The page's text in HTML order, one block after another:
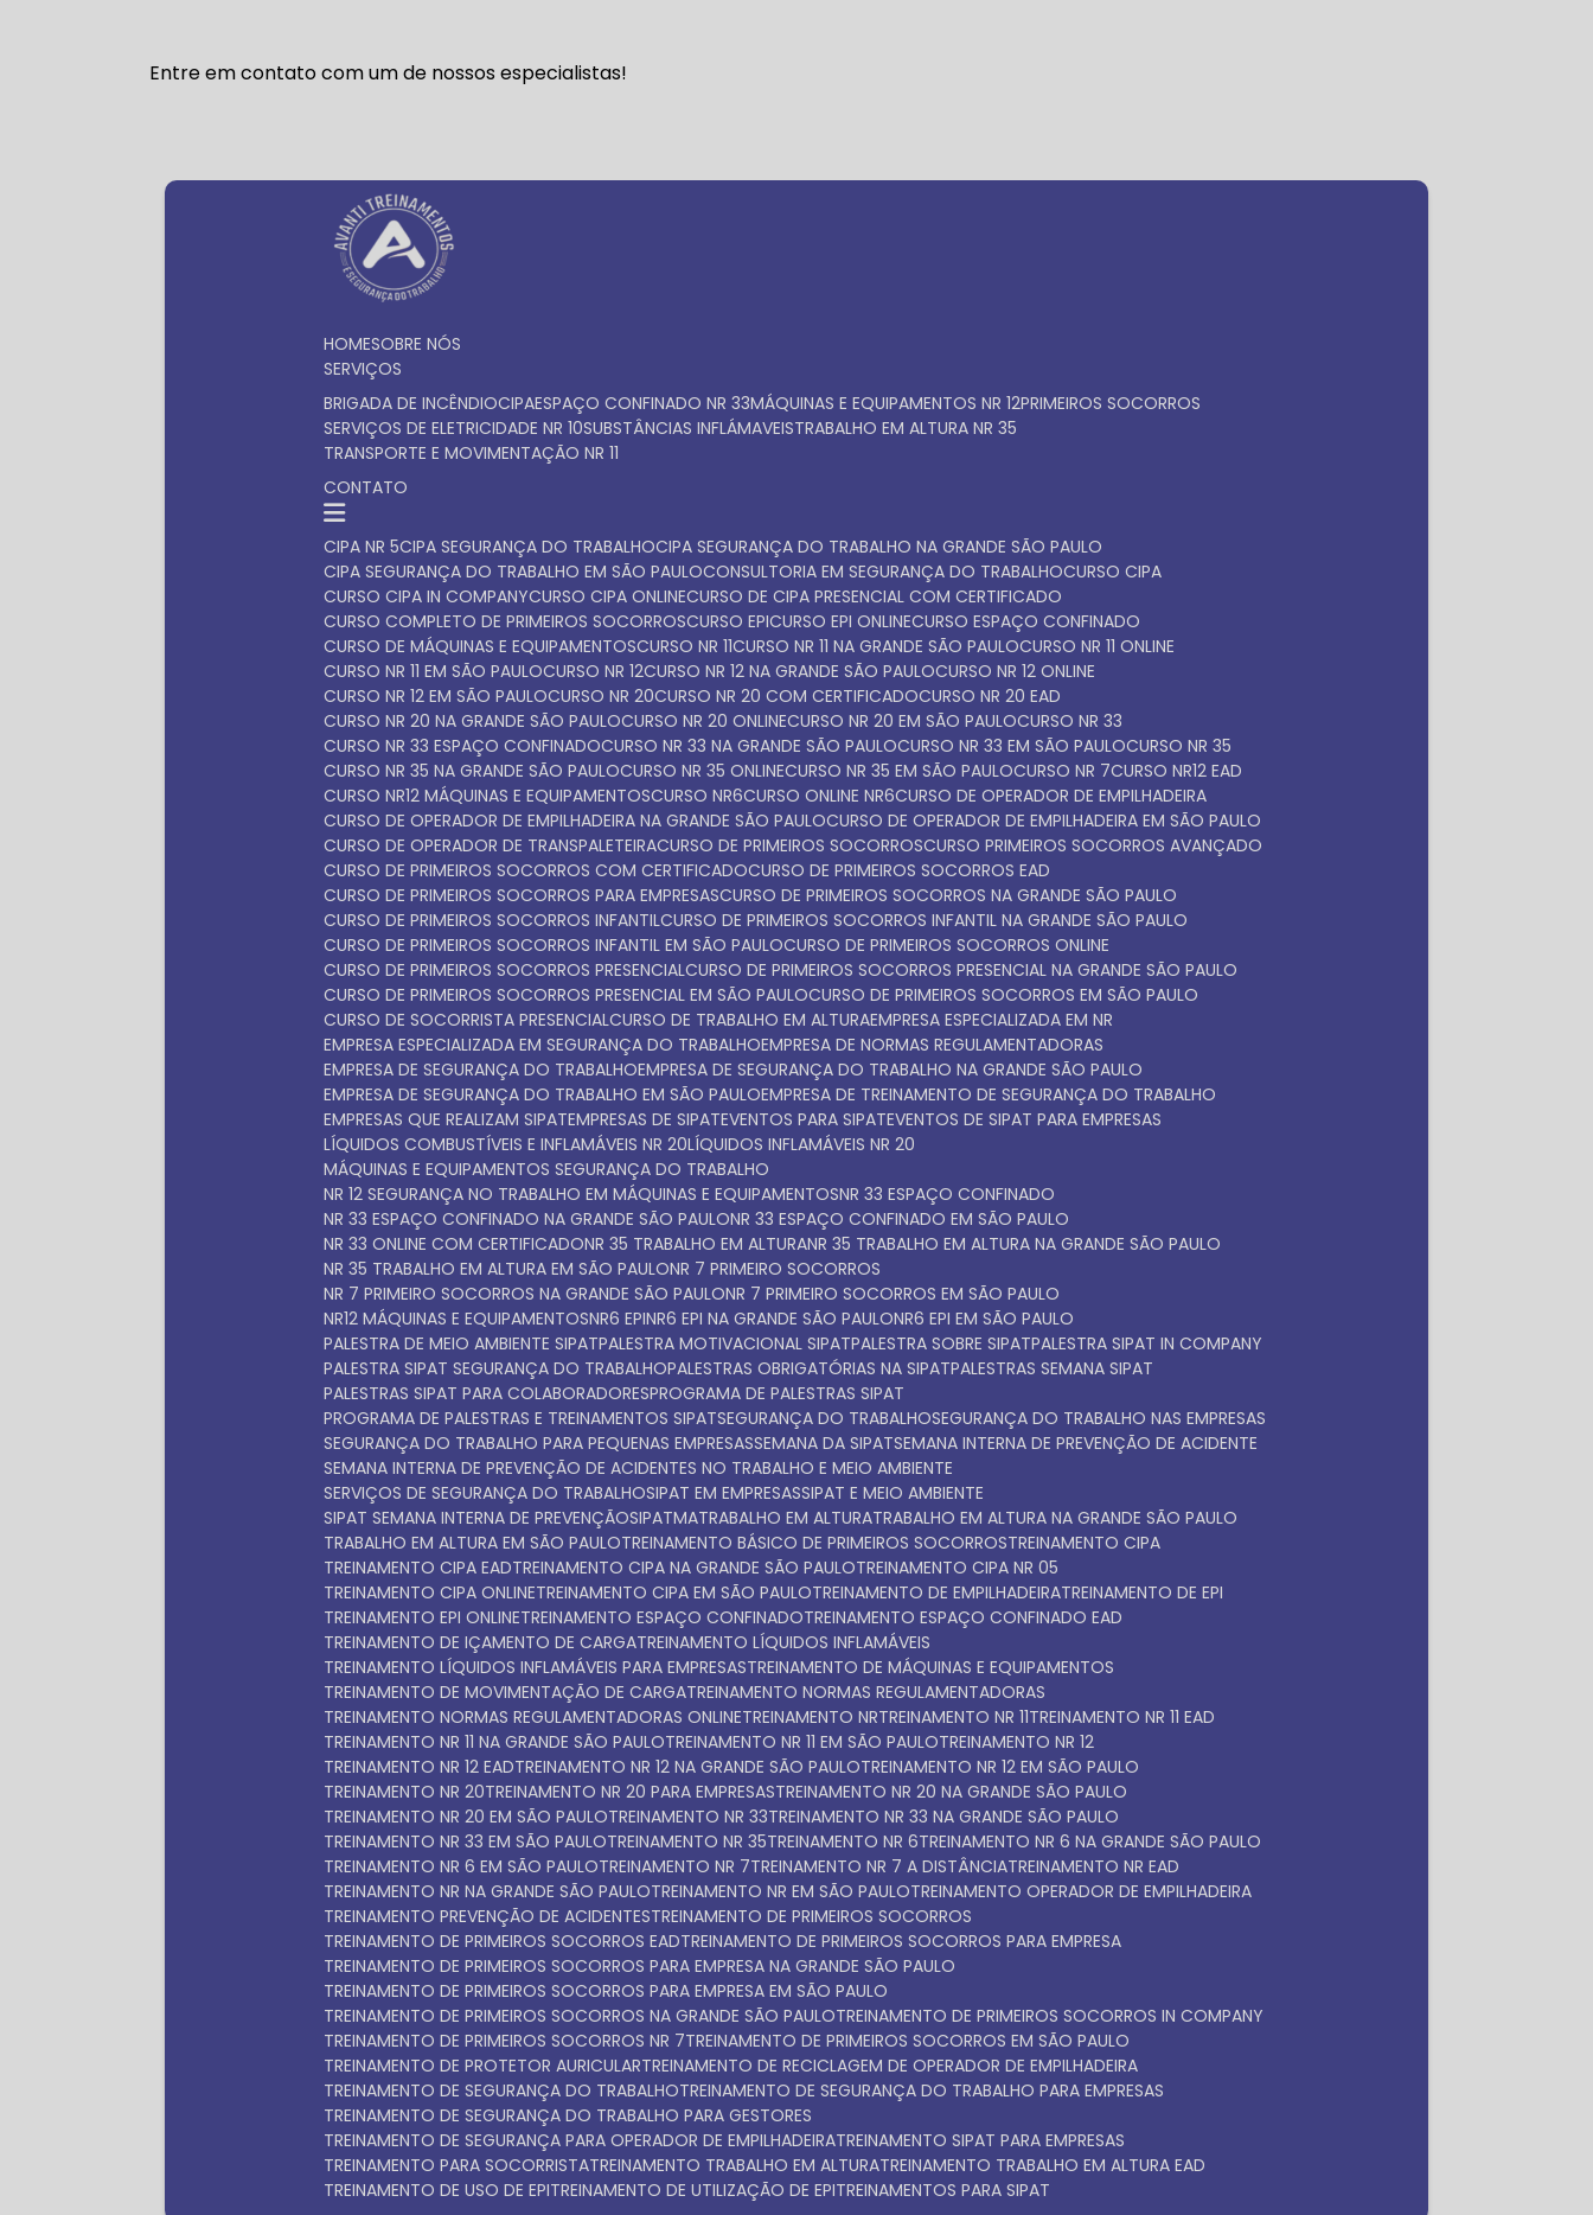
Entre em contato com um de nossos especialistas!
HOME SOBRE NÓS
SERVIÇOS
BRIGADA DE INCÊNDIO CIPA ESPAÇO CONFINADO NR 33 MÁQUINAS E EQUIPAMENTOS NR 12 PRIMEIROS SOCORROS
SERVIÇOS DE ELETRICIDADE NR 10 SUBSTÂNCIAS INFLÁMAVEIS TRABALHO EM ALTURA NR 35
TRANSPORTE E MOVIMENTAÇÃO NR 11
CONTATO
CIPA NR 5 CIPA SEGURANÇA DO TRABALHO CIPA SEGURANÇA DO TRABALHO NA GRANDE SÃO PAULO
CIPA SEGURANÇA DO TRABALHO EM SÃO PAULO CONSULTORIA EM SEGURANÇA DO TRABALHO CURSO CIPA
CURSO CIPA IN COMPANY CURSO CIPA ONLINE CURSO DE CIPA PRESENCIAL COM CERTIFICADO
CURSO COMPLETO DE PRIMEIROS SOCORROS CURSO EPI CURSO EPI ONLINE CURSO ESPAÇO CONFINADO
CURSO DE MÁQUINAS E EQUIPAMENTOS CURSO NR 11 CURSO NR 11 NA GRANDE SÃO PAULO CURSO NR 11 ONLINE
CURSO NR 11 EM SÃO PAULO CURSO NR 12 CURSO NR 12 NA GRANDE SÃO PAULO CURSO NR 12 ONLINE
CURSO NR 12 EM SÃO PAULO CURSO NR 20 CURSO NR 20 COM CERTIFICADO CURSO NR 20 EAD
CURSO NR 20 NA GRANDE SÃO PAULO CURSO NR 20 ONLINE CURSO NR 20 EM SÃO PAULO CURSO NR 33
CURSO NR 33 ESPAÇO CONFINADO CURSO NR 33 NA GRANDE SÃO PAULO CURSO NR 33 EM SÃO PAULO CURSO NR 35
CURSO NR 35 NA GRANDE SÃO PAULO CURSO NR 35 ONLINE CURSO NR 35 EM SÃO PAULO CURSO NR 7 CURSO NR12 EAD
CURSO NR12 MÁQUINAS E EQUIPAMENTOS CURSO NR6 CURSO ONLINE NR6 CURSO DE OPERADOR DE EMPILHADEIRA
CURSO DE OPERADOR DE EMPILHADEIRA NA GRANDE SÃO PAULO CURSO DE OPERADOR DE EMPILHADEIRA EM SÃO PAULO
CURSO DE OPERADOR DE TRANSPALETEIRA CURSO DE PRIMEIROS SOCORROS CURSO PRIMEIROS SOCORROS AVANÇADO
CURSO DE PRIMEIROS SOCORROS COM CERTIFICADO CURSO DE PRIMEIROS SOCORROS EAD
CURSO DE PRIMEIROS SOCORROS PARA EMPRESAS CURSO DE PRIMEIROS SOCORROS NA GRANDE SÃO PAULO
CURSO DE PRIMEIROS SOCORROS INFANTIL CURSO DE PRIMEIROS SOCORROS INFANTIL NA GRANDE SÃO PAULO
CURSO DE PRIMEIROS SOCORROS INFANTIL EM SÃO PAULO CURSO DE PRIMEIROS SOCORROS ONLINE
CURSO DE PRIMEIROS SOCORROS PRESENCIAL CURSO DE PRIMEIROS SOCORROS PRESENCIAL NA GRANDE SÃO PAULO
CURSO DE PRIMEIROS SOCORROS PRESENCIAL EM SÃO PAULO CURSO DE PRIMEIROS SOCORROS EM SÃO PAULO
CURSO DE SOCORRISTA PRESENCIAL CURSO DE TRABALHO EM ALTURA EMPRESA ESPECIALIZADA EM NR
EMPRESA ESPECIALIZADA EM SEGURANÇA DO TRABALHO EMPRESA DE NORMAS REGULAMENTADORAS
EMPRESA DE SEGURANÇA DO TRABALHO EMPRESA DE SEGURANÇA DO TRABALHO NA GRANDE SÃO PAULO
EMPRESA DE SEGURANÇA DO TRABALHO EM SÃO PAULO EMPRESA DE TREINAMENTO DE SEGURANÇA DO TRABALHO
EMPRESAS QUE REALIZAM SIPAT EMPRESAS DE SIPAT EVENTOS PARA SIPAT EVENTOS DE SIPAT PARA EMPRESAS
LÍQUIDOS COMBUSTÍVEIS E INFLAMÁVEIS NR 20 LÍQUIDOS INFLAMÁVEIS NR 20
MÁQUINAS E EQUIPAMENTOS SEGURANÇA DO TRABALHO
NR 12 SEGURANÇA NO TRABALHO EM MÁQUINAS E EQUIPAMENTOS NR 33 ESPAÇO CONFINADO
NR 33 ESPAÇO CONFINADO NA GRANDE SÃO PAULO NR 33 ESPAÇO CONFINADO EM SÃO PAULO
NR 33 ONLINE COM CERTIFICADO NR 35 TRABALHO EM ALTURA NR 35 TRABALHO EM ALTURA NA GRANDE SÃO PAULO
NR 35 TRABALHO EM ALTURA EM SÃO PAULO NR 7 PRIMEIRO SOCORROS
NR 7 PRIMEIRO SOCORROS NA GRANDE SÃO PAULO NR 7 PRIMEIRO SOCORROS EM SÃO PAULO
NR12 MÁQUINAS E EQUIPAMENTOS NR6 EPI NR6 EPI NA GRANDE SÃO PAULO NR6 EPI EM SÃO PAULO
PALESTRA DE MEIO AMBIENTE SIPAT PALESTRA MOTIVACIONAL SIPAT PALESTRA SOBRE SIPAT PALESTRA SIPAT IN COMPANY
PALESTRA SIPAT SEGURANÇA DO TRABALHO PALESTRAS OBRIGATÓRIAS NA SIPAT PALESTRAS SEMANA SIPAT
PALESTRAS SIPAT PARA COLABORADORES PROGRAMA DE PALESTRAS SIPAT
PROGRAMA DE PALESTRAS E TREINAMENTOS SIPAT SEGURANÇA DO TRABALHO SEGURANÇA DO TRABALHO NAS EMPRESAS
SEGURANÇA DO TRABALHO PARA PEQUENAS EMPRESAS SEMANA DA SIPAT SEMANA INTERNA DE PREVENÇÃO DE ACIDENTE
SEMANA INTERNA DE PREVENÇÃO DE ACIDENTES NO TRABALHO E MEIO AMBIENTE
SERVIÇOS DE SEGURANÇA DO TRABALHO SIPAT EM EMPRESAS SIPAT E MEIO AMBIENTE
SIPAT SEMANA INTERNA DE PREVENÇÃO SIPATMA TRABALHO EM ALTURA TRABALHO EM ALTURA NA GRANDE SÃO PAULO
TRABALHO EM ALTURA EM SÃO PAULO TREINAMENTO BÁSICO DE PRIMEIROS SOCORROS TREINAMENTO CIPA
TREINAMENTO CIPA EAD TREINAMENTO CIPA NA GRANDE SÃO PAULO TREINAMENTO CIPA NR 05
TREINAMENTO CIPA ONLINE TREINAMENTO CIPA EM SÃO PAULO TREINAMENTO DE EMPILHADEIRA TREINAMENTO DE EPI
TREINAMENTO EPI ONLINE TREINAMENTO ESPAÇO CONFINADO TREINAMENTO ESPAÇO CONFINADO EAD
TREINAMENTO DE IÇAMENTO DE CARGA TREINAMENTO LÍQUIDOS INFLAMÁVEIS
TREINAMENTO LÍQUIDOS INFLAMÁVEIS PARA EMPRESAS TREINAMENTO DE MÁQUINAS E EQUIPAMENTOS
TREINAMENTO DE MOVIMENTAÇÃO DE CARGA TREINAMENTO NORMAS REGULAMENTADORAS
TREINAMENTO NORMAS REGULAMENTADORAS ONLINE TREINAMENTO NR TREINAMENTO NR 11 TREINAMENTO NR 11 EAD
TREINAMENTO NR 11 NA GRANDE SÃO PAULO TREINAMENTO NR 11 EM SÃO PAULO TREINAMENTO NR 12
TREINAMENTO NR 12 EAD TREINAMENTO NR 12 NA GRANDE SÃO PAULO TREINAMENTO NR 12 EM SÃO PAULO
TREINAMENTO NR 20 TREINAMENTO NR 20 PARA EMPRESAS TREINAMENTO NR 20 NA GRANDE SÃO PAULO
TREINAMENTO NR 20 EM SÃO PAULO TREINAMENTO NR 33 TREINAMENTO NR 33 NA GRANDE SÃO PAULO
TREINAMENTO NR 33 EM SÃO PAULO TREINAMENTO NR 35 TREINAMENTO NR 6 TREINAMENTO NR 6 NA GRANDE SÃO PAULO
TREINAMENTO NR 6 EM SÃO PAULO TREINAMENTO NR 7 TREINAMENTO NR 7 A DISTÂNCIA TREINAMENTO NR EAD
TREINAMENTO NR NA GRANDE SÃO PAULO TREINAMENTO NR EM SÃO PAULO TREINAMENTO OPERADOR DE EMPILHADEIRA
TREINAMENTO PREVENÇÃO DE ACIDENTES TREINAMENTO DE PRIMEIROS SOCORROS
TREINAMENTO DE PRIMEIROS SOCORROS EAD TREINAMENTO DE PRIMEIROS SOCORROS PARA EMPRESA
TREINAMENTO DE PRIMEIROS SOCORROS PARA EMPRESA NA GRANDE SÃO PAULO
TREINAMENTO DE PRIMEIROS SOCORROS PARA EMPRESA EM SÃO PAULO
TREINAMENTO DE PRIMEIROS SOCORROS NA GRANDE SÃO PAULO TREINAMENTO DE PRIMEIROS SOCORROS IN COMPANY
TREINAMENTO DE PRIMEIROS SOCORROS NR 7 TREINAMENTO DE PRIMEIROS SOCORROS EM SÃO PAULO
TREINAMENTO DE PROTETOR AURICULAR TREINAMENTO DE RECICLAGEM DE OPERADOR DE EMPILHADEIRA
TREINAMENTO DE SEGURANÇA DO TRABALHO TREINAMENTO DE SEGURANÇA DO TRABALHO PARA EMPRESAS
TREINAMENTO DE SEGURANÇA DO TRABALHO PARA GESTORES
TREINAMENTO DE SEGURANÇA PARA OPERADOR DE EMPILHADEIRA TREINAMENTO SIPAT PARA EMPRESAS
TREINAMENTO PARA SOCORRISTA TREINAMENTO TRABALHO EM ALTURA TREINAMENTO TRABALHO EM ALTURA EAD
TREINAMENTO DE USO DE EPI TREINAMENTO DE UTILIZAÇÃO DE EPI TREINAMENTOS PARA SIPAT